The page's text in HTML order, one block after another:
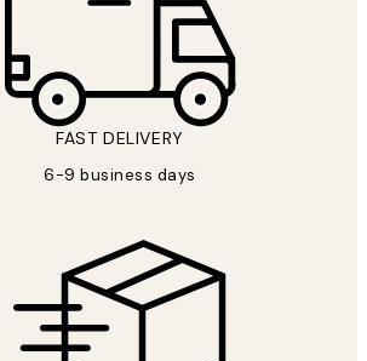
FAST DELIVERY
6-9 business days